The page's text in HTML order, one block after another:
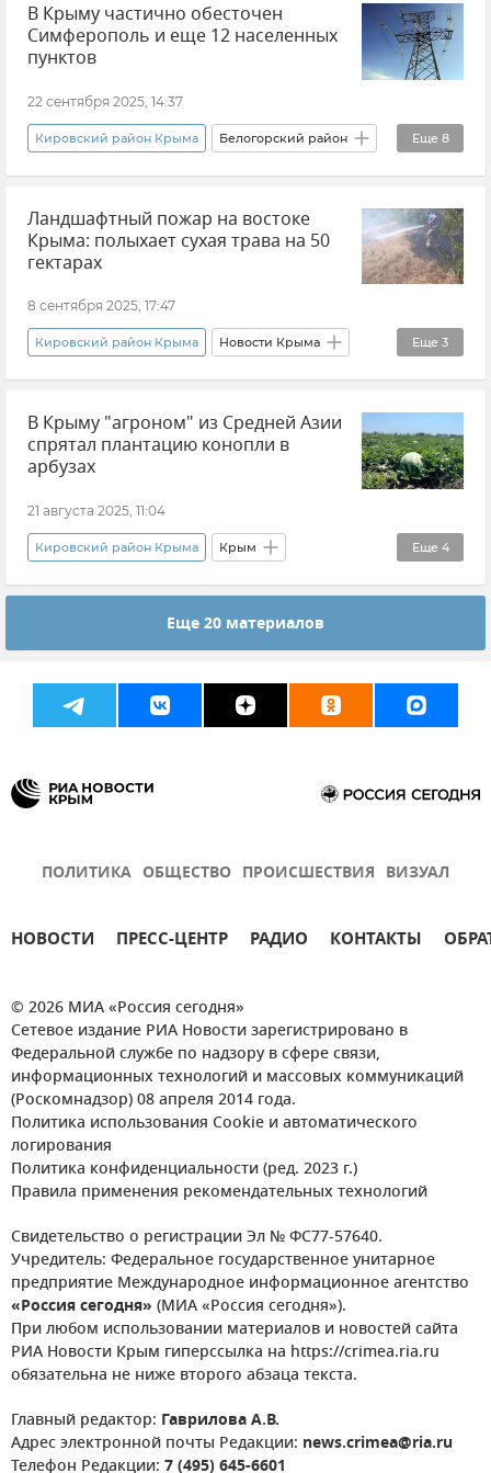
ДТП в Крыму и Севастополе
Прокуратура Республики Крым
Ситуация на дорогах Крыма и хроника ДТП
Видео ГУ МЧС РФ по Республике Крым
В Крыму частично обесточен
Симферополь и еще 12 населенных
пунктов
22 сентября 2025, 14:37
Еще 8
Кировский район Крыма Белогорский район
Новости Крыма ГУП РК "Крымэнерго"
Электроэнергия Электросети Крыма
Отключение электроэнергии
Ландшафтный пожар на востоке
Крыма: полыхает сухая трава на 50
гектарах
8 сентября 2025, 17:47
Еще 3
Кировский район Крыма Новости Крыма
Происшествия
ГУ МЧС РФ по Республике Крым Пожар
В Крыму "агроном" из Средней Азии
спрятал плантацию конопли в
арбузах
21 августа 2025, 11:04
Еще 4
Кировский район Крыма Крым
Новости Крыма Ирина Волк
Еще 20 материалов
ПОЛИТИКА ОБЩЕСТВО ПРОИСШЕСТВИЯ ВИЗУАЛ
НОВОСТИ ПРЕСС-ЦЕНТР РАДИО КОНТАКТЫ
© 2026 МИА «Россия сегодня»
Сетевое издание РИА Новости зарегистрировано в
Федеральной службе по надзору в сфере связи,
информационных технологий и массовых коммуникаций
(Роскомнадзор) 08 апреля 2014 года.
Политика использования Cookie и автоматического
логирования
Политика конфиденциальности (ред. 2023 г.)
Правила применения рекомендательных технологий
Свидетельство о регистрации Эл № ФС77-57640.
Учредитель: Федеральное государственное унитарное
предприятие Международное информационное агентство
«Россия сегодня» (МИА «Россия сегодня»).
При любом использовании материалов и новостей сайта
РИА Новости Крым гиперссылка на https://crimea.ria.ru
обязательна не ниже второго абзаца текста.
Главный редактор: Гаврилова А.В.
Адрес электронной почты Редакции: news.crimea@ria.ru
Телефон Редакции: 7 (495) 645-6601